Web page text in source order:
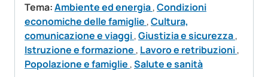
Tema:Ambiente ed energia,Condizioni
economiche delle famiglie ,Cultura,
comunicazione e viaggi,Giustizia e sicurezza,
Istruzione e formazione , Lavoro e retribuzioni,
Popolazione e famiglie ,Salute e sanità